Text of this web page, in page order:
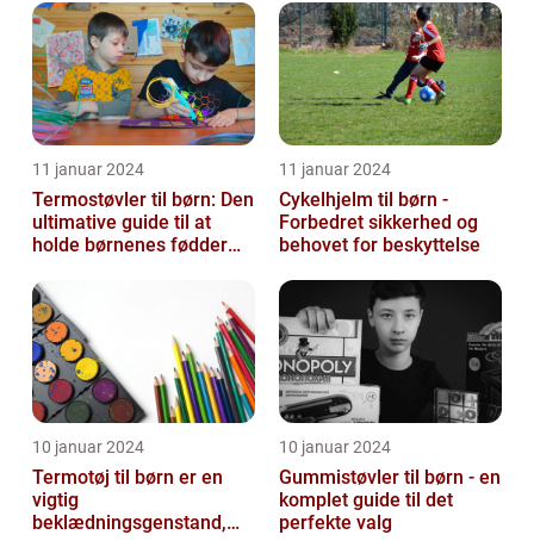
11 januar 2024
Termostøvler til børn: Den
ultimative guide til at
holde børnenes fødder
11 januar 2024
Cykelhjelm til børn -
Forbedret sikkerhed og
behovet for beskyttelse
10 januar 2024
Termotøj til børn er en
vigtig
beklædningsgenstand,
10 januar 2024
Gummistøvler til børn - en
komplet guide til det
perfekte valg